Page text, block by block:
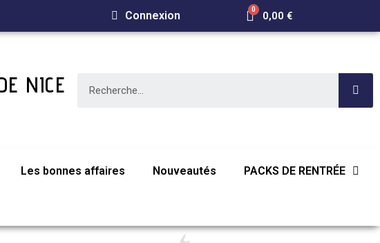
Connexion 0,00 €
NICE
Les bonnes affaires Nouveautés PACKS DE RENTRÉE